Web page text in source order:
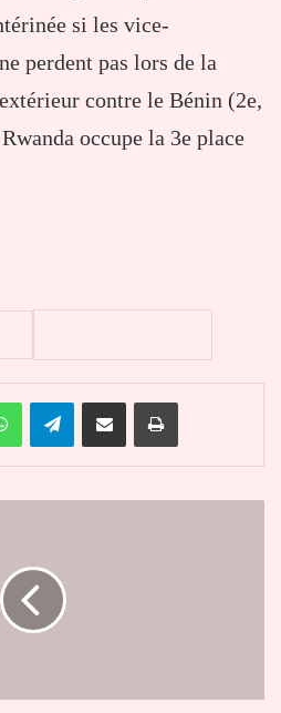
si les vice-
perdent pas lors de la
contre le Bénin (2e,
occupe la 3e place
WhatsAppTelegramPartager par email Imprimer